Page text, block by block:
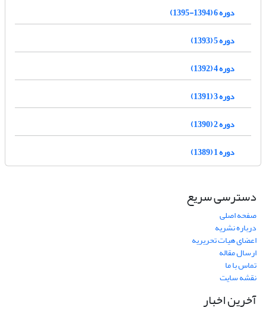
دوره 6 (1394-1395)
دوره 5 (1393)
دوره 4 (1392)
دوره 3 (1391)
دوره 2 (1390)
دوره 1 (1389)
دسترسی سریع
صفحه اصلی
درباره نشریه
اعضای هیات تحریریه
ارسال مقاله
تماس با ما
نقشه سایت
آخرین اخبار